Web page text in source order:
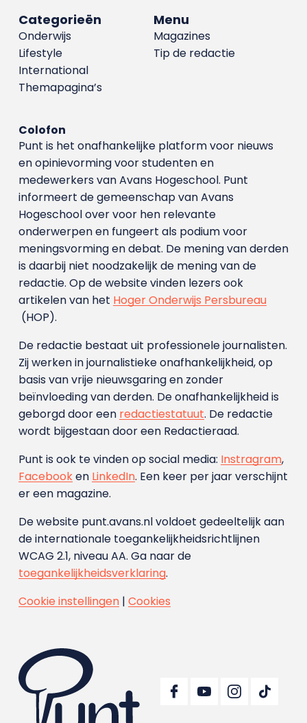
Menu
Magazines
Tip de redactie
Categorieën
Onderwijs
Lifestyle
International
Themapagina’s
Colofon
Punt is het onafhankelijke platform voor nieuws
en opinievorming voor studenten en
medewerkers van Avans Hoge­school. Punt
informeert de gemeenschap van Avans
Hogeschool over voor hen relevante
onderwerpen en fungeert als podium voor
meningsvorming en debat. De mening van derden
is daarbij niet noodzakelijk de mening van de
redactie. Op de website vinden lezers ook
artikelen van het Hoger Onderwijs Persbureau
(HOP).
De redactie bestaat uit professionele journalisten.
Zij werken in journalistieke onafhankelijkheid, op
basis van vrije nieuwsgaring en zonder
beïnvloeding van derden. De onafhankelijkheid is
geborgd door een redactiestatuut. De redactie
wordt bijgestaan door een Redactieraad.
Punt is ook te vinden op social media: Instragram,
Facebooken LinkedIn. Een keer per jaar verschijnt
er een magazine.
De website punt.avans.nl voldoet gedeeltelijk aan
de internationale toegankelijkheidsrichtlijnen
WCAG 2.1, niveau AA. Ga naar de
toegankelijkheidsverklaring.
Cookie instellingen| Cookies